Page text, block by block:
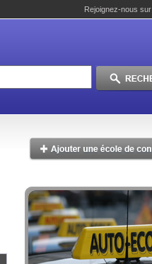
Rejoignez-nous sur